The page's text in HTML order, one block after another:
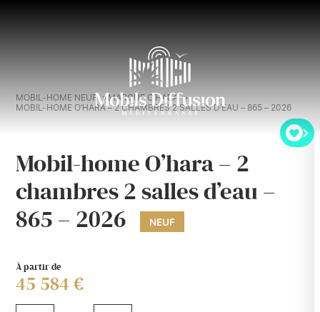
MOBIL-HOME NEUF
MARQUE O’HARA
MOBIL-HOME O’HARA – 2 CHAMBRES 2 SALLES D’EAU – 865 – 2026
Mobil-home O’hara – 2
chambres 2 salles d’eau –
865 – 2026
NEUF
À partir de
45 584 €